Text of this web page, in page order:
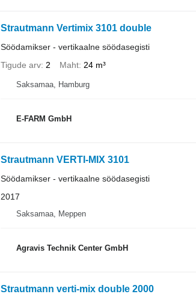
Strautmann Vertimix 3101 double
Söödamikser - vertikaalne söödasegisti
Tigude arv 2 Maht 24 m³
Saksamaa, Hamburg
E-FARM GmbH
Strautmann VERTI-MIX 3101
Söödamikser - vertikaalne söödasegisti
2017
Saksamaa, Meppen
Agravis Technik Center GmbH
Strautmann verti-mix double 2000